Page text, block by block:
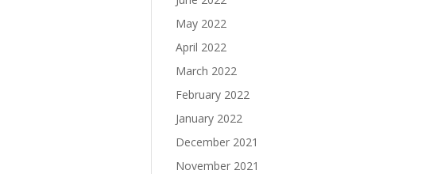
May 2022
April 2022
March 2022
February 2022
January 2022
December 2021
November 2021